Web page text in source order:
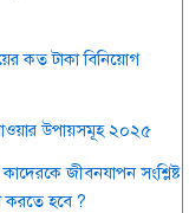
কত টাকা বিনিয়োগ
উপায়সমূহ ২০২৫
জীবনযাপন সংশ্লিষ্ট
করতে হবে ?